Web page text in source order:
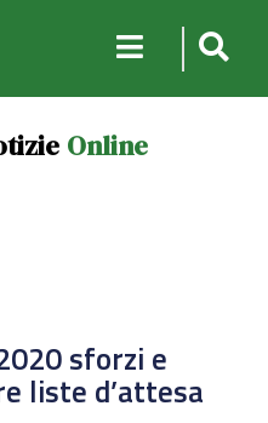
Online
sforzi e
liste d’attesa